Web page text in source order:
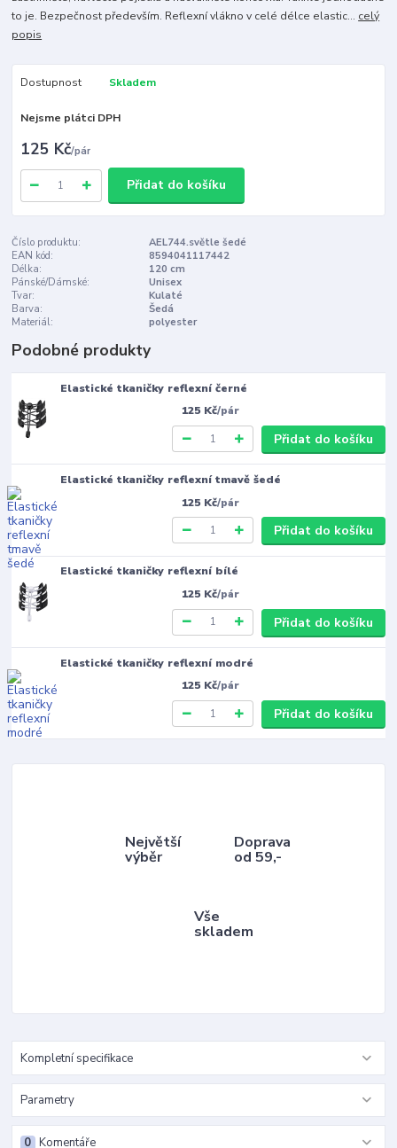
to je. Bezpečnost především. Reflexní vlákno v celé délce elastic... celý
popis
Dostupnost Skladem
Nejsme plátci DPH
125 Kč/pár
Přidat do košíku
Číslo produktu:
AEL744.světle šedé
EAN kód:
8594041117442
Délka:
120 cm
Pánské/Dámské:
Unisex
Tvar:
Kulaté
Barva:
Šedá
Materiál:
polyester
Podobné produkty
Elastické tkaničky reflexní černé
125 Kč/pár
Přidat do košíku
Elastické tkaničky reflexní tmavě šedé
125 Kč/pár
Přidat do košíku
Elastické tkaničky reflexní bílé
125 Kč/pár
Přidat do košíku
Elastické tkaničky reflexní modré
125 Kč/pár
Přidat do košíku
Největší
výběr
Doprava
od 59,-
Vše
skladem
Kompletní specifikace
Parametry
Komentáře
0